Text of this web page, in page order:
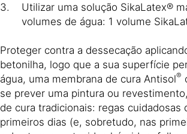
Utilizar uma solução SikaLatex®
volumes de água: 1 volume
Proteger contra a dessecação
betonilha, logo que a sua superfície
água, uma membrana de cura Antisol®
se prever uma pintura ou
de cura tradicionais: regas cuidadosas
primeiros dias (e, sobretudo, nas